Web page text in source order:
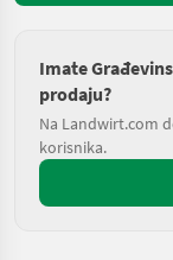
Imate
prodaju?
Na Landwirt.com
korisnika.